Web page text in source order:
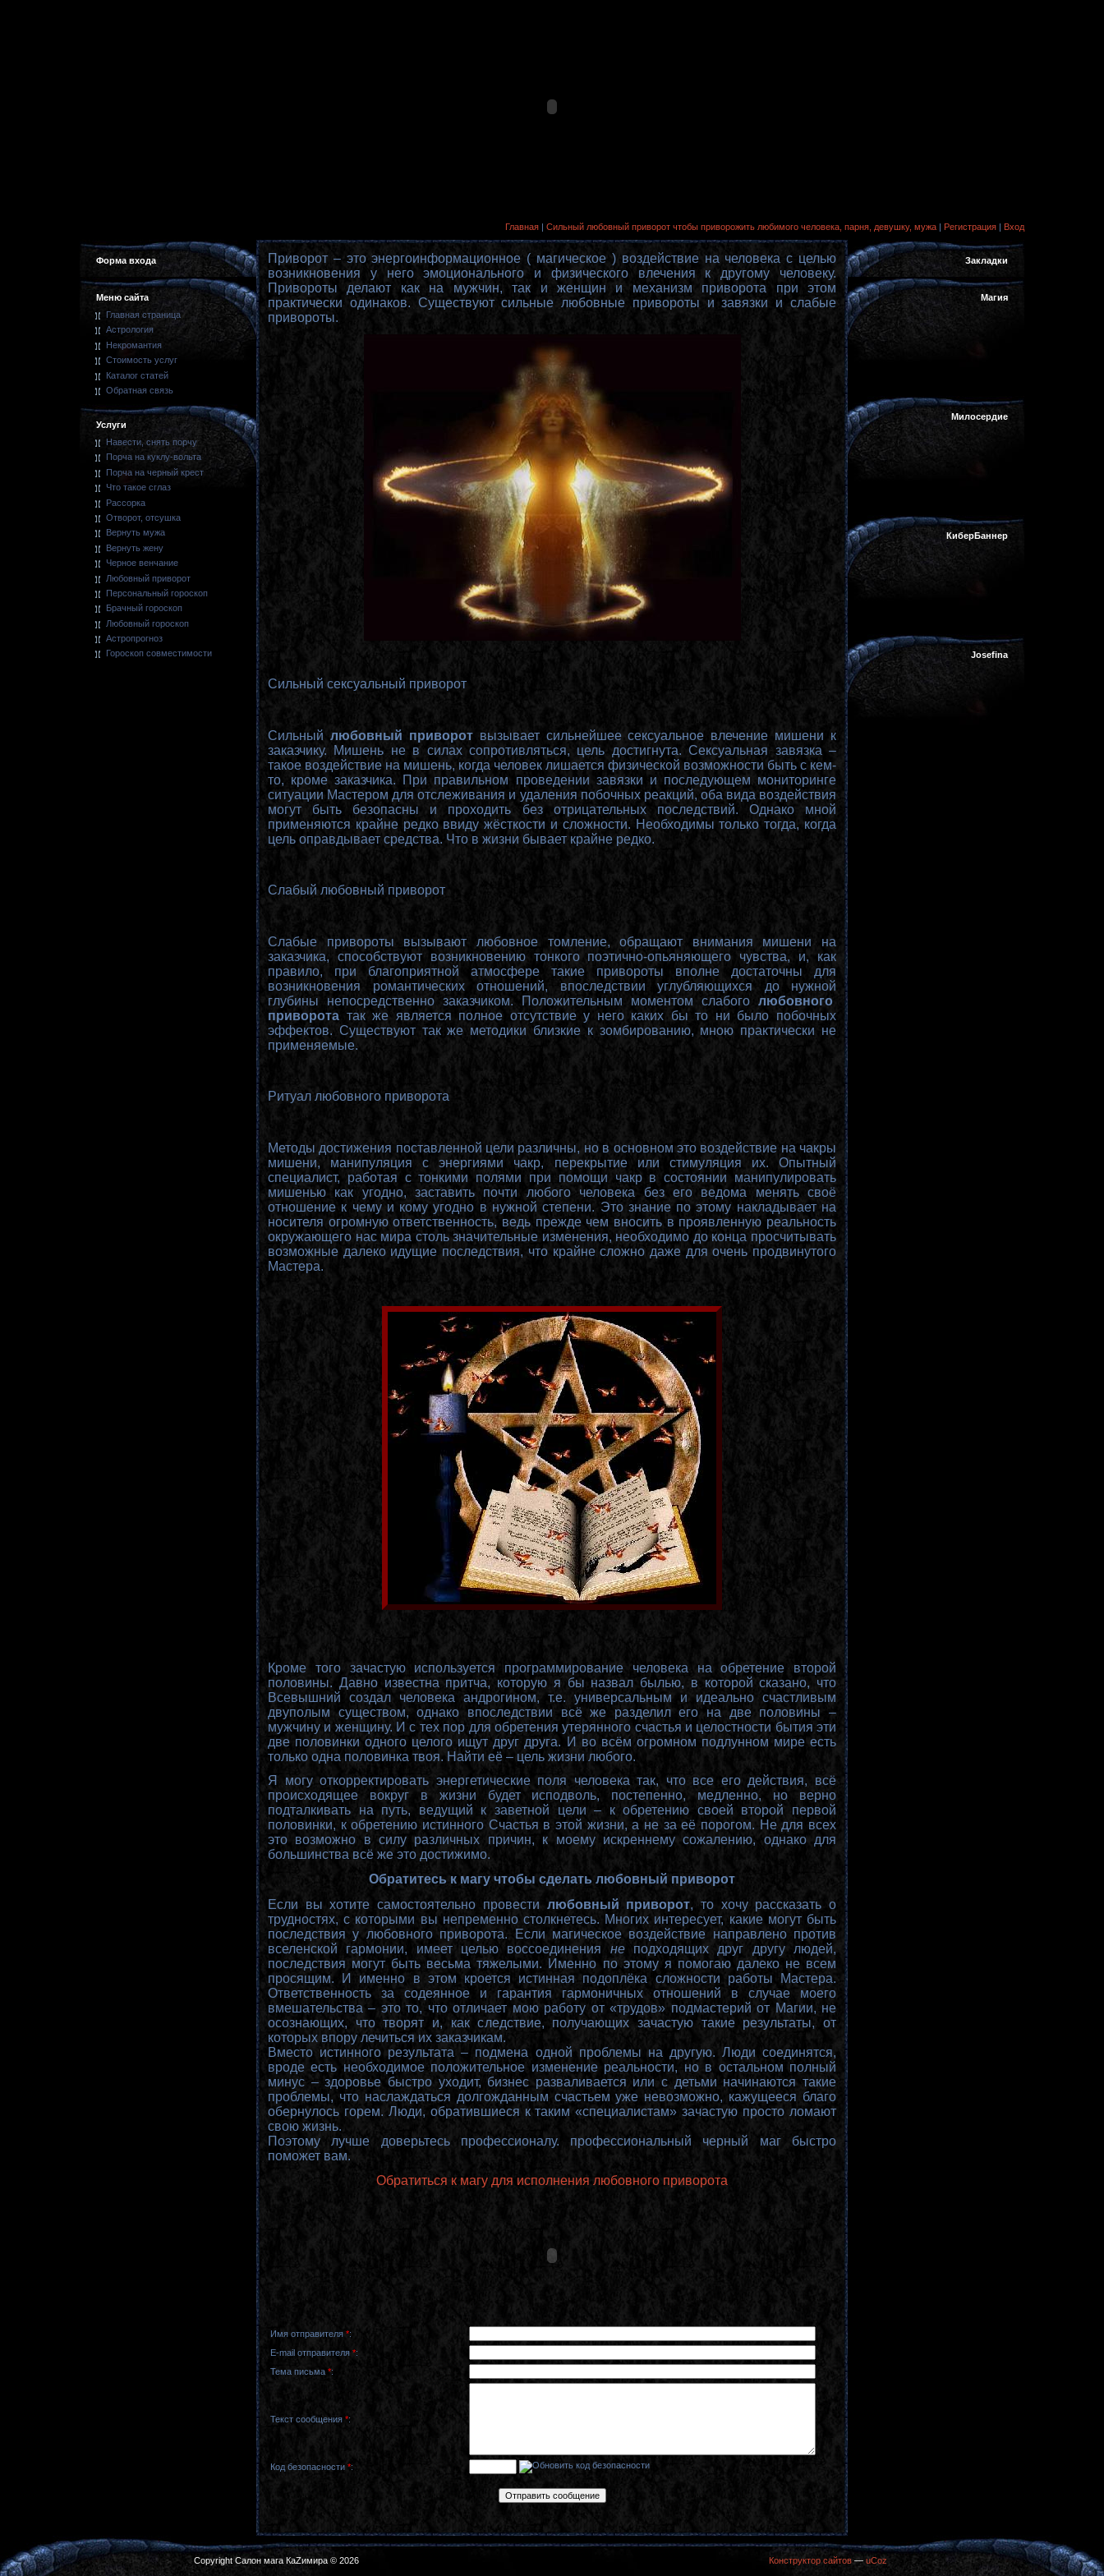
Главная | Сильный любовный приворот чтобы приворожить любимого человека, парня, девушку, мужа | Регистрация | Вход
Форма входа
Меню сайта
Главная страница
Астрология
Некромантия
Стоимость услуг
Каталог статей
Обратная связь
Услуги
Навести, снять порчу
Порча на куклу-вольта
Порча на черный крест
Что такое сглаз
Рассорка
Отворот, отсушка
Вернуть мужа
Вернуть жену
Черное венчание
Любовный приворот
Персональный гороскоп
Брачный гороскоп
Любовный гороскоп
Астропрогноз
Гороскоп совместимости
Приворот – это энергоинформационное ( магическое ) воздействие на человека с целью
возникновения у него эмоционального и физического влечения к другому человеку.
Привороты делают как на мужчин, так и женщин и механизм приворота при этом
практически одинаков. Существуют сильные любовные привороты и завязки и слабые
привороты.
Сильный сексуальный приворот
Сильный любовный приворотвызывает сильнейшее сексуальное влечение мишени к
заказчику. Мишень не в силах сопротивляться, цель достигнута. Сексуальная завязка –
такое воздействие на мишень, когда человек лишается физической возможности быть с кем-
то, кроме заказчика. При правильном проведении завязки и последующем мониторинге
ситуации Мастером для отслеживания и удаления побочных реакций, оба вида воздействия
могут быть безопасны и проходить без отрицательных последствий. Однако мной
применяются крайне редко ввиду жёсткости и сложности. Необходимы только тогда, когда
цель оправдывает средства. Что в жизни бывает крайне редко.
Слабый любовный приворот
Слабые привороты вызывают любовное томление, обращают внимания мишени на
заказчика, способствуют возникновению тонкого поэтично-опьяняющего чувства, и, как
правило, при благоприятной атмосфере такие привороты вполне достаточны для
возникновения романтических отношений, впоследствии углубляющихся до нужной
глубины непосредственно заказчиком. Положительным моментом слабого любовного
приворота так же является полное отсутствие у него каких бы то ни было побочных
эффектов. Существуют так же методики близкие к зомбированию, мною практически не
применяемые.
Ритуал любовного приворота
Методы достижения поставленной цели различны, но в основном это воздействие на чакры
мишени, манипуляция с энергиями чакр, перекрытие или стимуляция их. Опытный
специалист, работая с тонкими полями при помощи чакр в состоянии манипулировать
мишенью как угодно, заставить почти любого человека без его ведома менять своё
отношение к чему и кому угодно в нужной степени. Это знание по этому накладывает на
носителя огромную ответственность, ведь прежде чем вносить в проявленную реальность
окружающего нас мира столь значительные изменения, необходимо до конца просчитывать
возможные далеко идущие последствия, что крайне сложно даже для очень продвинутого
Мастера.
Кроме того зачастую используется программирование человека на обретение второй
половины. Давно известна притча, которую я бы назвал былью, в которой сказано, что
Всевышний создал человека андрогином, т.е. универсальным и идеально счастливым
двуполым существом, однако впоследствии всё же разделил его на две половины –
мужчину и женщину. И с тех пор для обретения утерянного счастья и целостности бытия эти
две половинки одного целого ищут друг друга. И во всём огромном подлунном мире есть
только одна половинка твоя. Найти её – цель жизни любого.
Я могу откорректировать энергетические поля человека так, что все его действия, всё
происходящее вокруг в жизни будет исподволь, постепенно, медленно, но верно
подталкивать на путь, ведущий к заветной цели – к обретению своей второй первой
половинки, к обретению истинного Счастья в этой жизни, а не за её порогом. Не для всех
это возможно в силу различных причин, к моему искреннему сожалению, однако для
большинства всё же это достижимо.
Обратитесь к магу чтобы сделать любовный приворот
Если вы хотите самостоятельно провести любовный приворот, то хочу рассказать о
трудностях, с которыми вы непременно столкнетесь. Многих интересует, какие могут быть
последствия у любовного приворота. Если магическое воздействие направлено против
вселенской гармонии, имеет целью воссоединения неподходящих друг другу людей,
последствия могут быть весьма тяжелыми. Именно по этому я помогаю далеко не всем
просящим. И именно в этом кроется истинная подоплёка сложности работы Мастера.
Ответственность за содеянное и гарантия гармоничных отношений в случае моего
вмешательства – это то, что отличает мою работу от «трудов» подмастерий от Магии, не
осознающих, что творят и, как следствие, получающих зачастую такие результаты, от
которых впору лечиться их заказчикам.
Вместо истинного результата – подмена одной проблемы на другую. Люди соединятся,
вроде есть необходимое положительное изменение реальности, но в остальном полный
минус – здоровье быстро уходит, бизнес разваливается или с детьми начинаются такие
проблемы, что наслаждаться долгожданным счастьем уже невозможно, кажущееся благо
обернулось горем. Люди, обратившиеся к таким «специалистам» зачастую просто ломают
свою жизнь.
Поэтому лучше доверьтесь профессионалу. профессиональный черный маг быстро
поможет вам.
Обратиться к магу для исполнения любовного приворота
Имя отправителя *:
E-mail отправителя *:
Тема письма *:
Текст сообщения *:
Код безопасности *:
Закладки
Магия
Милосердие
КиберБаннер
Josefina
Copyright Салон мага КаZимира © 2026 Конструктор сайтов — uCoz